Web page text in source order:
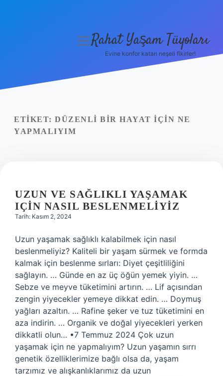
Yasal Uyarı
menüyü
Rahat Yaşam Tüyoları
Evine konfor katan neşeli fikirler!
ETIKET: DÜZENLI BIR HAYAT IÇIN NE
YAPMALIYIM
UZUN VE SAĞLIKLI YAŞAMAK
IÇIN NASIL BESLENMELIYIZ
Tarih: Kasım 2, 2024
Uzun yaşamak sağlıklı kalabilmek için nasıl
beslenmeliyiz? Kaliteli bir yaşam sürmek ve formda
kalmak için beslenme sırları: Diyet çeşitliliğini
sağlayın. … Günde en az üç öğün yemek yiyin. …
Sebze ve meyve tüketimini artırın. … Lif açısından
zengin yiyecekler yemeye dikkat edin. … Doymuş
yağları azaltın. … Rafine şeker ve tuz tüketimini en
aza indirin. … Organik ve doğal yiyecekleri yerken
dikkatli olun… •7 Temmuz 2024 Çok uzun
yaşamak için ne yapmalıyım? Uzun yaşamın sırrı
genetik özelliklerimize bağlı olsa da, yaşam
tarzımız ve alışkanlıklarımız da uzun